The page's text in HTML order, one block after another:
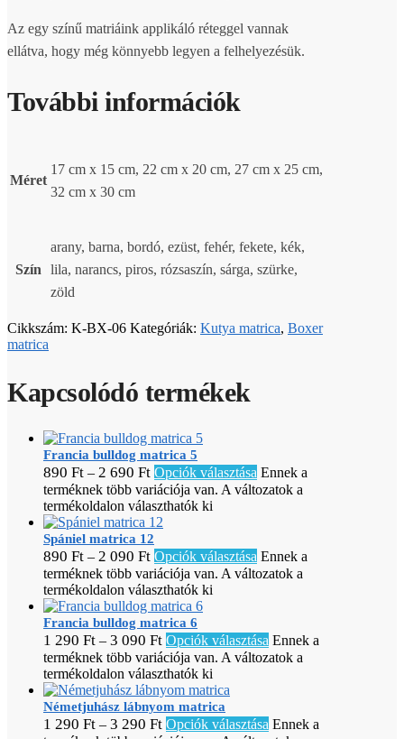
Az egy színű matriáink applikáló réteggel vannak
ellátva, hogy még könnyebb legyen a felhelyezésük.
További információk
Méret
17 cm x 15 cm, 22 cm x 20 cm, 27 cm x 25 cm,
32 cm x 30 cm
Szín
arany, barna, bordó, ezüst, fehér, fekete, kék,
lila, narancs, piros, rózsaszín, sárga, szürke,
zöld
Cikkszám: K-BX-06 Kategóriák: Kutya matrica, Boxer
matrica
Kapcsolódó termékek
Francia bulldog matrica 5
890 Ft – 2 690 Ft Opciók választása Ennek a
terméknek több variációja van. A változatok a
termékoldalon választhatók ki
Spániel matrica 12
890 Ft – 2 090 Ft Opciók választása Ennek a
terméknek több variációja van. A változatok a
termékoldalon választhatók ki
Francia bulldog matrica 6
1 290 Ft – 3 090 Ft Opciók választása Ennek a
terméknek több variációja van. A változatok a
termékoldalon választhatók ki
Németjuhász lábnyom matrica
1 290 Ft – 3 290 Ft Opciók választása Ennek a